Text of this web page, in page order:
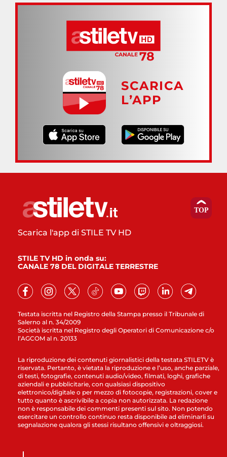
SCARICA
L’APP
Testata iscritta nel Registro della Stampa presso il Tribunale di
Salerno al n. 34/2009
Società iscritta nel Registro degli Operatori di Comunicazione c/o
l’AGCOM al n. 20133
Scarica l'app di STILE TV HD
STILE TV HD in onda su:
CANALE 78 DEL DIGITALE TERRESTRE
La riproduzione dei contenuti giornalistici della testata STILETV è
riservata. Pertanto, è vietata la riproduzione e l’uso, anche parziale,
di testi, fotografie, contenuti audio/video, filmati, loghi, grafiche
aziendali e pubblicitarie, con qualsiasi dispositivo
elettronico/digitale o per mezzo di fotocopie, registrazioni, cover e
tutto quanto è ascrivibile a copia non autorizzata. La redazione
non è responsabile dei commenti presenti sul sito. Non potendo
esercitare un controllo continuo resta disponibile ad eliminarli su
segnalazione qualora gli stessi risultano offensivi e oltraggiosi.